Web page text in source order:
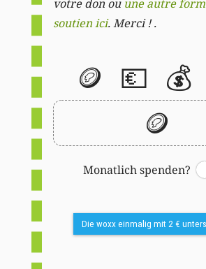
votre don ou une autre
soutien ici. Merci ! .
🪙 💶 💰
🪙
Monatlich spenden?
Switch
Die woxx einmalig mit 2 €